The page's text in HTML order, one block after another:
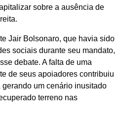
sobre a ausência de
Jair Bolsonaro, que havia sido
sociais durante seu mandato,
debate. A falta de uma
de seus apoiadores contribuiu
um cenário inusitado
terreno nas